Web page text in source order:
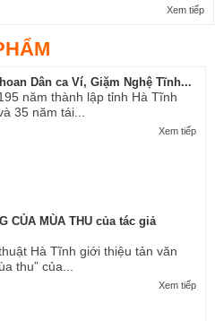
Xem tiếp
Dân ca Ví, Giặm Nghệ Tĩnh...
năm thành lập tỉnh Hà Tĩnh
35 năm tái...
Xem tiếp
CỦA MÙA THU của tác giả
Hà Tĩnh giới thiệu tản văn
thu” của...
Xem tiếp